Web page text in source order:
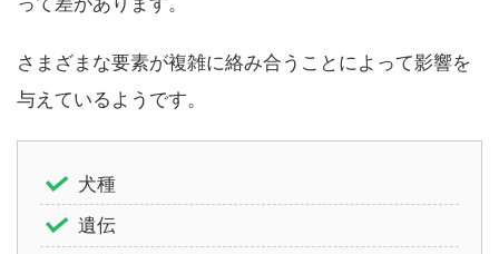
さまざまな要素が複雑に絡み合うことによって影響を
与えているようです。
犬種
遺伝